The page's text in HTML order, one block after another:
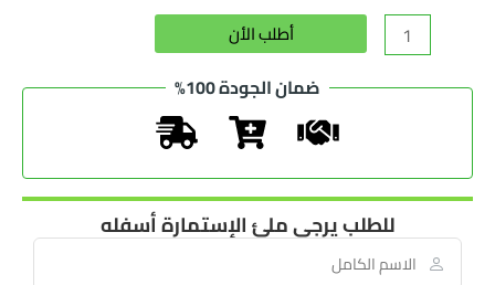
أطلب الأن
ضمان الجودة 100%
للطلب يرجى ملئ الإستمارة أسفله